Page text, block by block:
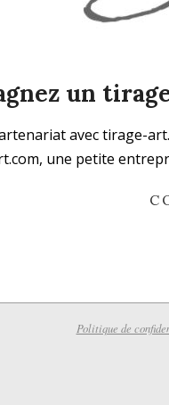
un
avec tirage-
une petite
Politique de